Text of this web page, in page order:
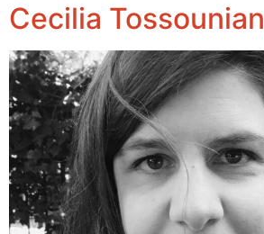
Cecilia Tossounian